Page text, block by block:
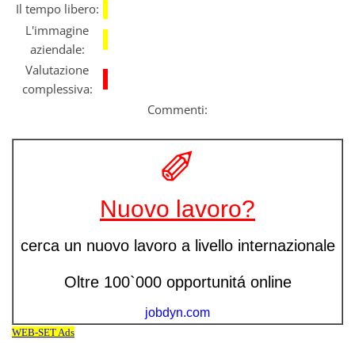
Il tempo libero:
L'immagine
aziendale:
Valutazione
complessiva:
Commenti: